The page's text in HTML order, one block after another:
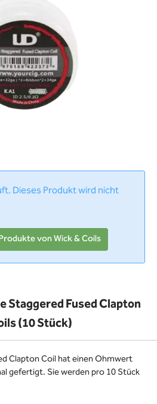
Dieses Produkt wird nicht
von Wick & Coils
Staggered Fused Clapton
(10 Stück)
Clapton Coil hat einen Ohmwert
gefertigt. Sie werden pro 10 Stück